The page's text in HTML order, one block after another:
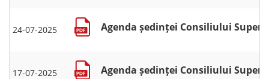
24-07-2025 Agenda ședinței Consiliului
17-07-2025 Agenda ședinței Consiliului